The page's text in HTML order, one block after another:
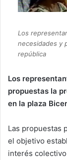
Los
necesidades y
república
Los
propuestas la
en la plaza
Las propuestas
el objetivo
interés